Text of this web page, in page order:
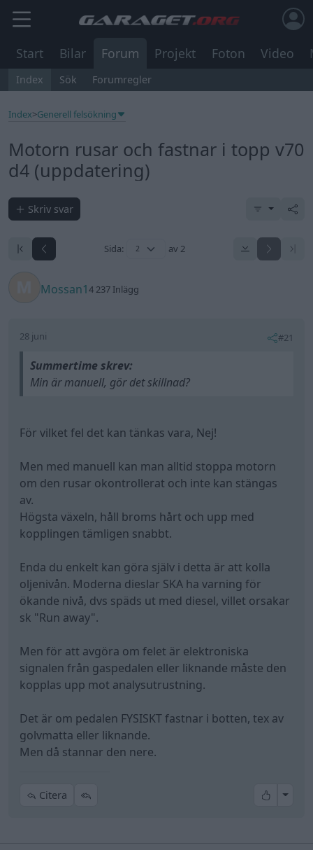
Start Bilar Forum Projekt Foton Video
Index Sök Forumregler
Index>Generell felsökning
Motorn rusar och fastnar i topp v70
d4 (uppdatering)
Skriv svar
Sida: av 2
Mossan14 237 Inlägg
28 juni #21
Summertime skrev:
Min är manuell, gör det skillnad?
För vilket fel det kan tänkas vara, Nej!
Men med manuell kan man alltid stoppa motorn
om den rusar okontrollerat och inte kan stängas
av.
Högsta växeln, håll broms hårt och upp med
kopplingen tämligen snabbt.
Enda du enkelt kan göra själv i detta är att kolla
oljenivån. Moderna dieslar SKA ha varning för
ökande nivå, dvs späds ut med diesel, villet orsakar
sk "Run away".
Men för att avgöra om felet är elektroniska
signalen från gaspedalen eller liknande måste den
kopplas upp mot analysutrustning.
Det är om pedalen FYSISKT fastnar i botten, tex av
golvmatta eller liknande.
Men då stannar den nere.
Citera All